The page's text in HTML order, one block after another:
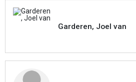
Garderen, Joel van